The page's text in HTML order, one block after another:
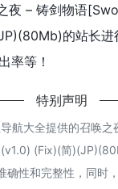
夜 – 铸剑物语
的站长进
率等！
特别声明
航大全提供的召唤之
(Fix)(简
确性和完整性，同时